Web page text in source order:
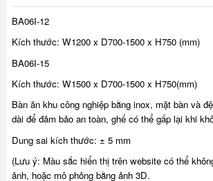
BA06I-12
Kích thước: W1200 x D700-1500 x H750 (mm)
BA06I-15
Kích thước: W1500 x D700-1500 x H750(mm)
Bàn ăn khu công nghiệp bằng inox, mặt bàn và
dài để đảm bảo an toàn, ghế có thể gấp lại khi
Dung sai kích thước: ± 5 mm
(Lưu ý: Màu sắc hiển thị trên website có thể
ảnh, hoặc mô phỏng bằng ảnh 3D.